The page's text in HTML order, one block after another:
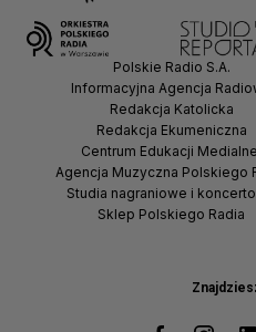
Polskie Radio S.A.
Informacyjna Agencja
Redakcja Katolicka
Redakcja Ekumeniczna
Centrum Edukacji
Agencja Muzyczna Polskiego
Studia nagraniowe i
Sklep Polskiego Radia